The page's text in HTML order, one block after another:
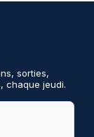
sorties,
chaque jeudi.